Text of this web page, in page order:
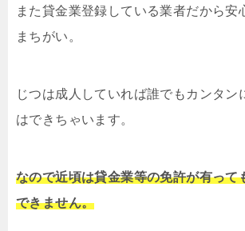
また貸金業登録している業者だから安
まちがい。
じつは成人していれば誰でもカンタン
はできちゃいます。
なので近頃は貸金業等の免許が有って
できません。